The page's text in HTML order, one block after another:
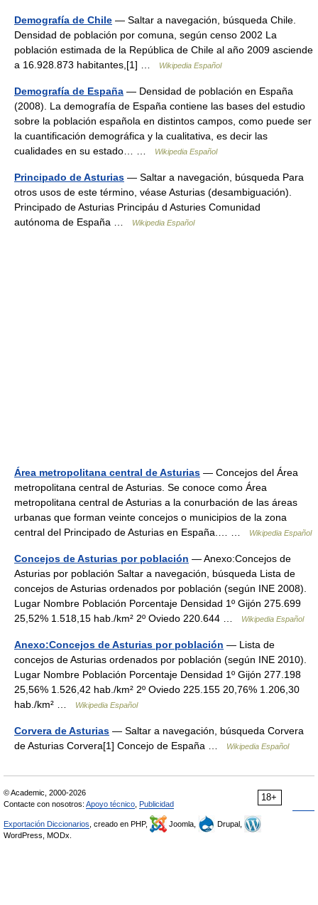
Demografía de Chile — Saltar a navegación, búsqueda Chile.
Densidad de población por comuna, según censo 2002 La
población estimada de la República de Chile al año 2009 asciende
a 16.928.873 habitantes,[1] …
Wikipedia Español
Demografía de España — Densidad de población en España
(2008). La demografía de España contiene las bases del estudio
sobre la población española en distintos campos, como puede ser
la cuantificación demográfica y la cualitativa, es decir las
cualidades en su estado… …
Wikipedia Español
Principado de Asturias — Saltar a navegación, búsqueda Para
otros usos de este término, véase Asturias (desambiguación).
Principado de Asturias Principáu d Asturies Comunidad
autónoma de España …
Wikipedia Español
Área metropolitana central de Asturias — Concejos del Área
metropolitana central de Asturias. Se conoce como Área
metropolitana central de Asturias a la conurbación de las áreas
urbanas que forman veinte concejos o municipios de la zona
central del Principado de Asturias en España.… …
Wikipedia Español
Concejos de Asturias por población — Anexo:Concejos de
Asturias por población Saltar a navegación, búsqueda Lista de
concejos de Asturias ordenados por población (según INE 2008).
Lugar Nombre Población Porcentaje Densidad 1º Gijón 275.699
25,52% 1.518,15 hab./km² 2º Oviedo 220.644 …
Wikipedia Español
Anexo:Concejos de Asturias por población — Lista de
concejos de Asturias ordenados por población (según INE 2010).
Lugar Nombre Población Porcentaje Densidad 1º Gijón 277.198
25,56% 1.526,42 hab./km² 2º Oviedo 225.155 20,76% 1.206,30
hab./km² …
Wikipedia Español
Corvera de Asturias — Saltar a navegación, búsqueda Corvera
de Asturias Corvera[1] Concejo de España …
Wikipedia Español
18+
© Academic, 2000-2026
Contacte con nosotros: Apoyo técnico Publicidad
Exportación Diccionarios , creado en PHP, Joomla,
Drupal,
WordPress, MODx.